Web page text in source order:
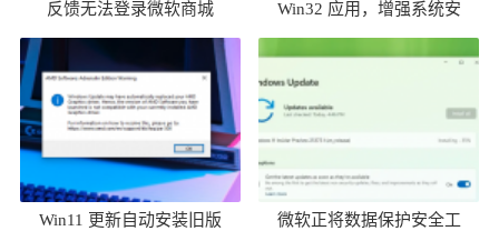
反馈无法登录微软商城
Win32 应用，增强系统安
Win11 更新自动安装旧版
微软正将数据保护安全工